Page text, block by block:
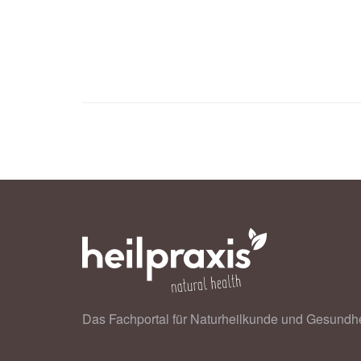
Das Fachportal für Naturheilkunde und